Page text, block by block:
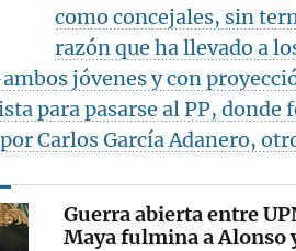
como concejales, sin
razón que ha llevado a
jóvenes y con
para pasarse al PP, donde
Carlos García Adanero,
Guerra abierta entre
Maya fulmina a Alonso